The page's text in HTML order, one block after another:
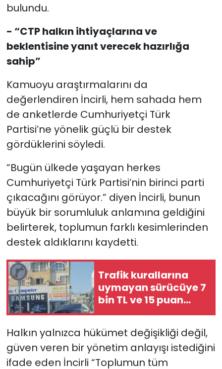
bulundu.
- “CTP halkın ihtiyaçlarına ve
beklentisine yanıt verecek hazırlığa
sahip”
Kamuoyu araştırmalarını da
değerlendiren İncirli, hem sahada hem
de anketlerde Cumhuriyetçi Türk
Partisi’ne yönelik güçlü bir destek
gördüklerini söyledi.
“Bugün ülkede yaşayan herkes
Cumhuriyetçi Türk Partisi’nin birinci parti
çıkacağını görüyor.” diyen İncirli, bunun
büyük bir sorumluluk anlamına geldiğini
belirterek, toplumun farklı kesimlerinden
destek aldıklarını kaydetti.
Trafik kurallarına
uymayan sürücüye 7
bin TL ve 15 puan
ceza…
Halkın yalnızca hükümet değişikliği değil,
güven veren bir yönetim anlayışı istediğini
ifade eden İncirli “Toplumun tüm